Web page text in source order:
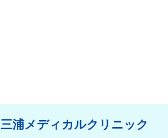
三浦メディカルクリニック